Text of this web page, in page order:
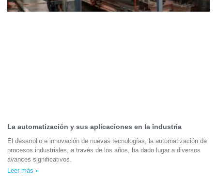
La automatización y sus aplicaciones en la industria
El desarrollo e innovación de nuevas tecnologías, la automatización de
procesos industriales, a través de los años, ha dado lugar a diversos
avances significativos.
Leer más »